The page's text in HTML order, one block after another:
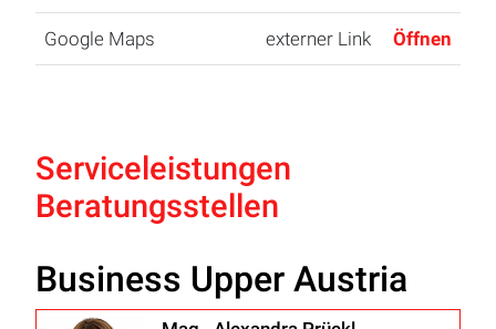
Google Maps externer Link Öffnen
Serviceleistungen
Beratungsstellen
Business Upper Austria